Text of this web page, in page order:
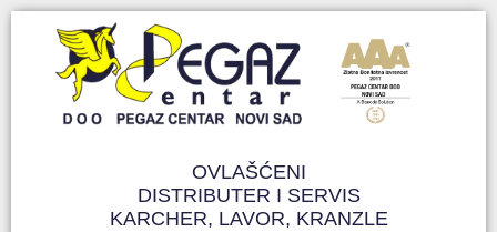
OVLAŠĆENI
DISTRIBUTER I SERVIS
KARCHER, LAVOR, KRANZLE